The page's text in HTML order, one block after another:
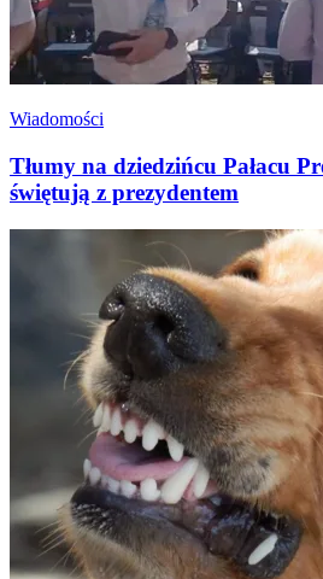
Wiadomości
Tłumy na dziedzińcu Pałacu
świętują z prezydentem